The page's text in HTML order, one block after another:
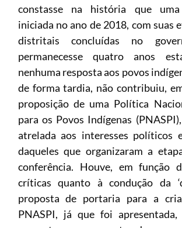
constasse na história que uma
iniciada no ano de 2018, com suas
distritais concluídas no
permanecesse quatro anos
nenhuma resposta aos povos
de forma tardia, não contribuiu,
proposição de uma Política
para os Povos Indígenas
atrelada aos interesses políticos
daqueles que organizaram a
conferência. Houve, em função
críticas quanto à condução da
proposta de portaria para a
PNASPI, já que foi